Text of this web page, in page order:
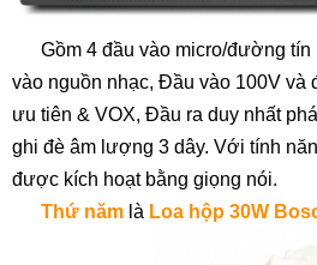
Gồm 4 đầu vào micro/đường tín
vào nguồn nhạc, Đầu vào 100V và
ưu tiên & VOX, Đầu ra duy nhất
ghi đè âm lượng 3 dây. Với tính
được kích hoạt bằng giọng nói.
Thứ năm là Loa hộp 30W